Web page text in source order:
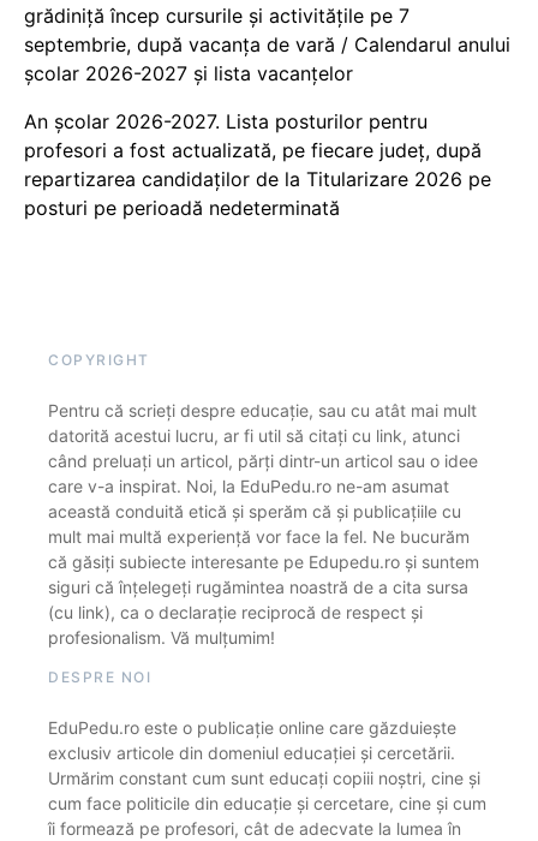
grădiniță încep cursurile și activitățile pe 7
septembrie, după vacanța de vară / Calendarul anului
școlar 2026-2027 și lista vacanțelor
An școlar 2026-2027. Lista posturilor pentru
profesori a fost actualizată, pe fiecare județ, după
repartizarea candidaților de la Titularizare 2026 pe
posturi pe perioadă nedeterminată
COPYRIGHT
Pentru că scrieți despre educație, sau cu atât mai mult
datorită acestui lucru, ar fi util să citați cu link, atunci
când preluați un articol, părți dintr-un articol sau o idee
care v-a inspirat. Noi, la EduPedu.ro ne-am asumat
această conduită etică și sperăm că și publicațiile cu
mult mai multă experiență vor face la fel. Ne bucurăm
că găsiți subiecte interesante pe Edupedu.ro și suntem
siguri că înțelegeți rugămintea noastră de a cita sursa
(cu link), ca o declarație reciprocă de respect și
profesionalism. Vă mulțumim!
DESPRE NOI
EduPedu.ro este o publicație online care găzduiește
exclusiv articole din domeniul educației și cercetării.
Urmărim constant cum sunt educați copiii noștri, cine și
cum face politicile din educație și cercetare, cine și cum
îi formează pe profesori, cât de adecvate la lumea în